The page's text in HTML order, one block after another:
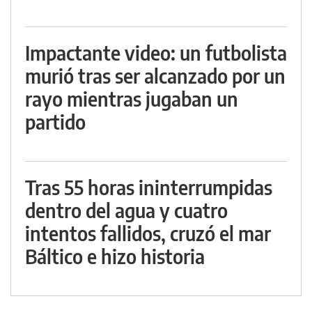
Impactante video: un futbolista
murió tras ser alcanzado por un
rayo mientras jugaban un
partido
Tras 55 horas ininterrumpidas
dentro del agua y cuatro
intentos fallidos, cruzó el mar
Báltico e hizo historia